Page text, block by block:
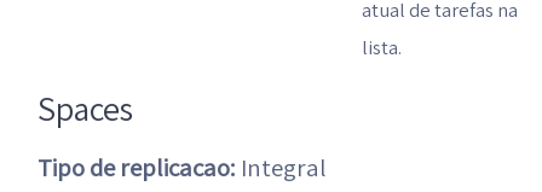
atual de tarefas na
lista.
Spaces
Tipo de replicacao: Integral